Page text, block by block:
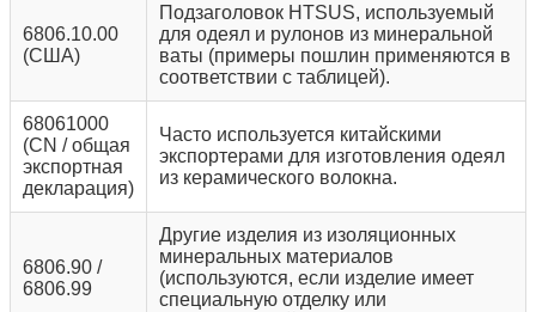
6806.10.00
(США)
Подзаголовок HTSUS, используемый
для одеял и рулонов из минеральной
ваты (примеры пошлин применяются в
соответствии с таблицей).
68061000
(CN / общая
экспортная
декларация)
Часто используется китайскими
экспортерами для изготовления одеял
из керамического волокна.
6806.90 /
6806.99
Другие изделия из изоляционных
минеральных материалов
(используются, если изделие имеет
специальную отделку или